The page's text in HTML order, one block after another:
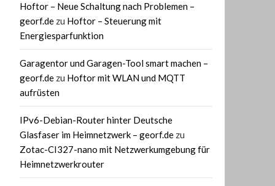
Hoftor – Neue Schaltung nach Problemen –
georf.de zu Hoftor – Steuerung mit
Energiesparfunktion
Garagentor und Garagen-Tool smart machen –
georf.de zu Hoftor mit WLAN und MQTT
aufrüsten
IPv6-Debian-Router hinter Deutsche
Glasfaser im Heimnetzwerk – georf.de zu
Zotac-CI327-nano mit Netzwerkumgebung für
Heimnetzwerkrouter